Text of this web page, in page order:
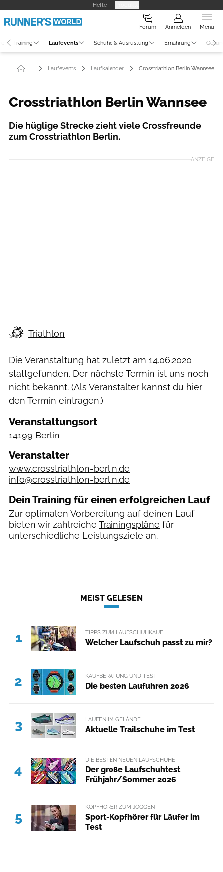
Hefte
Forum Anmelden Menü
Training Laufevents Schuhe & Ausrüstung Ernährung
Laufevents Laufkalender Crosstriathlon Berlin Wannsee
Crosstriathlon Berlin Wannsee
Die hüglige Strecke zieht viele Crossfreunde
zum Crosstriathlon Berlin.
ANZEIGE
Triathlon
Die Veranstaltung hat zuletzt am 14.06.2020
stattgefunden. Der nächste Termin ist uns noch
nicht bekannt. (Als Veranstalter kannst du hier
den Termin eintragen.)
Veranstaltungsort
14199 Berlin
Veranstalter
www.crosstriathlon-berlin.de
info@crosstriathlon-berlin.de
Dein Training für einen erfolgreichen Lauf
Zur optimalen Vorbereitung auf deinen Lauf
bieten wir zahlreiche Trainingspläne für
unterschiedliche Leistungsziele an.
MEIST GELESEN
1 TIPPS ZUM LAUFSCHUHKAUF
Welcher Laufschuh passt zu mir?
2 KAUFBERATUNG UND TEST
Die besten Laufuhren 2026
3 LAUFEN IM GELÄNDE
Aktuelle Trailschuhe im Test
4
DIE BESTEN NEUEN LAUFSCHUHE
Der große Laufschuhtest
Frühjahr/Sommer 2026
5
KOPFHÖRER ZUM JOGGEN
Sport-Kopfhörer für Läufer im
Test